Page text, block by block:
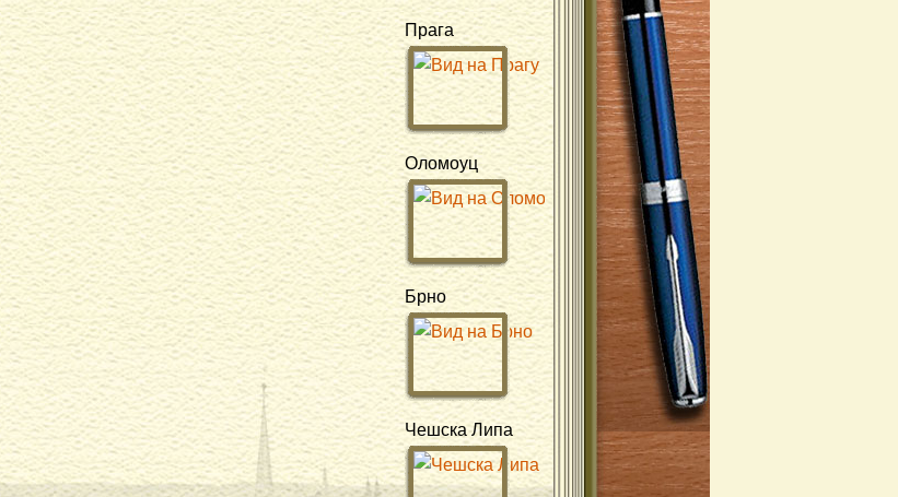
Прага
Оломоуц
Брно
Чешска Липа